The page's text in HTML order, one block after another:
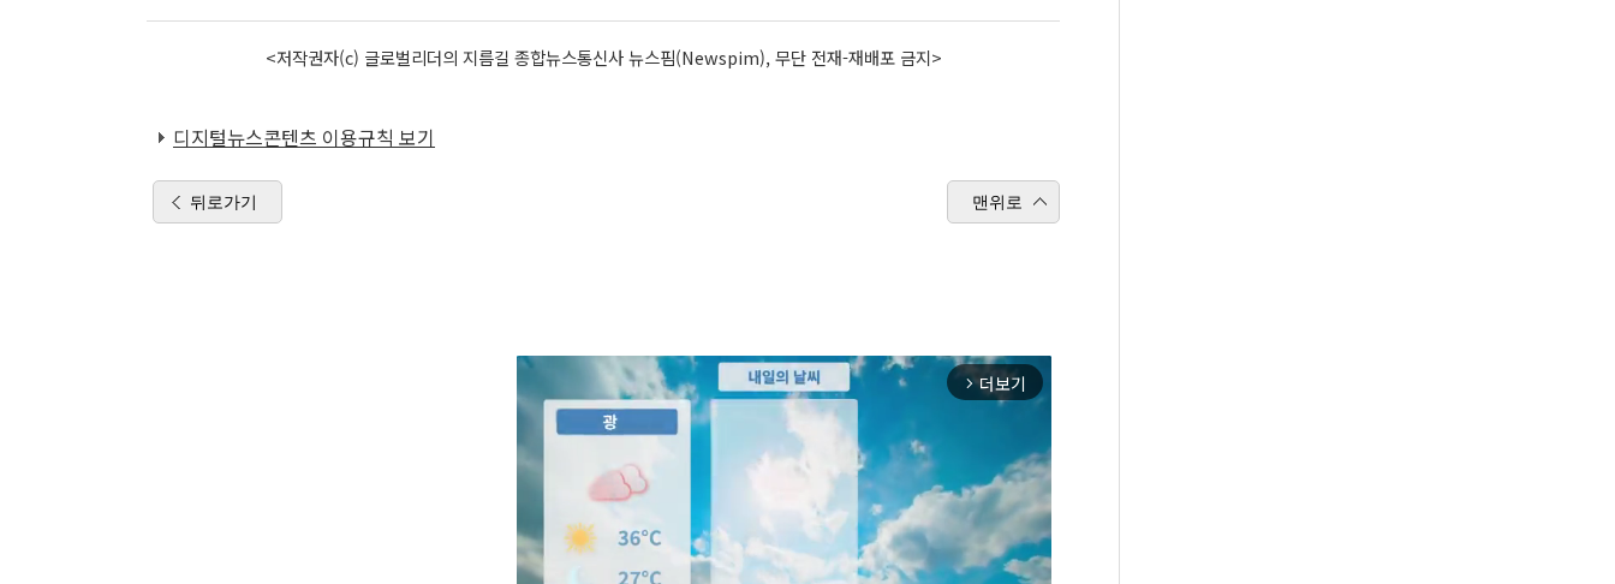
<저작권자(c) 글로벌리더의 지름길 종합뉴스통신사 뉴스핌(Newspim), 무단 전재-재배포 금지>
디지털뉴스콘텐츠 이용규칙 보기
뒤로가기 맨위로
arrow_forward_ios 더보기